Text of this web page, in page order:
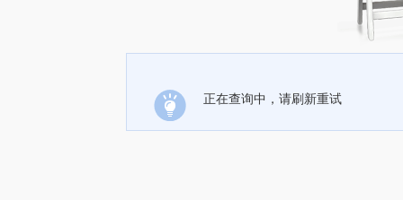
正在查询中，请刷新重试